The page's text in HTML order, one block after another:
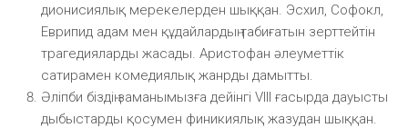
дионисиялық мерекелерден шыққан. Эсхил, Софокл,
Еврипид адам мен құдайлардың табиғатын зерттейтін
трагедияларды жасады. Аристофан әлеуметтік
сатирамен комедиялық жанрды дамытты.
Әліпби біздің заманымызға дейінгі VIII ғасырда дауысты
дыбыстарды қосумен финикиялық жазудан шыққан.